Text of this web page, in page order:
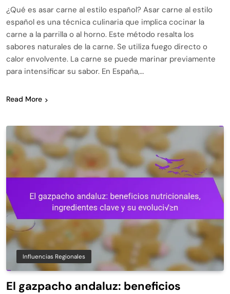
¿Qué es asar carne al estilo español? Asar carne al estilo
español es una técnica culinaria que implica cocinar la
carne a la parrilla o al horno. Este método resalta los
sabores naturales de la carne. Se utiliza fuego directo o
calor envolvente. La carne se puede marinar previamente
para intensificar su sabor. En España,…
Read More
Influencias Regionales
El gazpacho andaluz: beneficios